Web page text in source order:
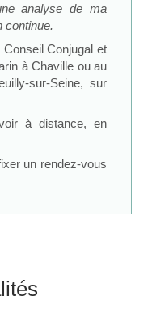
analyse de ma
continue.
Conjugal et
à Chaville ou au
sur-Seine, sur
à distance, en
un rendez-vous